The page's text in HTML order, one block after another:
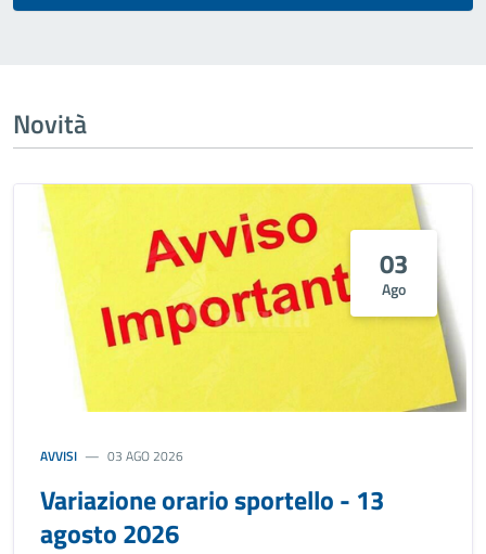
Novità
03
Ago
AVVISI 03 AGO 2026
Variazione orario sportello - 13
agosto 2026